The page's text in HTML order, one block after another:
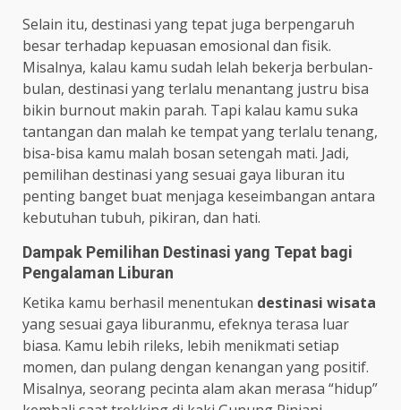
Selain itu, destinasi yang tepat juga berpengaruh
besar terhadap kepuasan emosional dan fisik.
Misalnya, kalau kamu sudah lelah bekerja berbulan-
bulan, destinasi yang terlalu menantang justru bisa
bikin burnout makin parah. Tapi kalau kamu suka
tantangan dan malah ke tempat yang terlalu tenang,
bisa-bisa kamu malah bosan setengah mati. Jadi,
pemilihan destinasi yang sesuai gaya liburan itu
penting banget buat menjaga keseimbangan antara
kebutuhan tubuh, pikiran, dan hati.
Dampak Pemilihan Destinasi yang Tepat bagi
Pengalaman Liburan
Ketika kamu berhasil menentukan destinasi wisata
yang sesuai gaya liburanmu, efeknya terasa luar
biasa. Kamu lebih rileks, lebih menikmati setiap
momen, dan pulang dengan kenangan yang positif.
Misalnya, seorang pecinta alam akan merasa “hidup”